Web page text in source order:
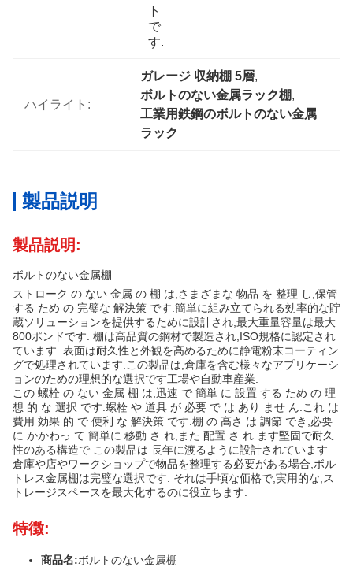
ト
で
す.
ハイライト:
ガレージ 収納棚 5層,
ボルトのない金属ラック棚,
工業用鉄鋼のボルトのない金属
ラック
製品説明
製品説明:
ボルトのない金属棚
ストローク の ない 金属 の 棚 は,さまざまな 物品 を 整理 し,保管
する ため の 完璧な 解決策 です.簡単に組み立てられる効率的な貯
蔵ソリューションを提供するために設計され,最大重量容量は最大
800ポンドです. 棚は高品質の鋼材で製造され,ISO規格に認定され
ています. 表面は耐久性と外観を高めるために静電粉末コーティン
グで処理されています.この製品は,倉庫を含む様々なアプリケーシ
ョンのための理想的な選択です工場や自動車産業.
この 螺栓 の ない 金属 棚 は,迅速 で 簡単 に 設置 する ため の 理
想 的 な 選択 です.螺栓 や 道具 が 必要 で は あり ませ ん.これ は
費用 効果 的 で 便利 な 解決策 です.棚 の 高さ は 調節 でき,必要
に かかわっ て 簡単に 移動 さ れ,また 配置 さ れ ます堅固で耐久
性のある構造で この製品は 長年に渡るように設計されています
倉庫や店やワークショップで物品を整理する必要がある場合,ボル
トレス金属棚は完璧な選択です. それは手頃な価格で,実用的な,ス
トレージスペースを最大化するのに役立ちます.
特徴:
商品名:ボルトのない金属棚